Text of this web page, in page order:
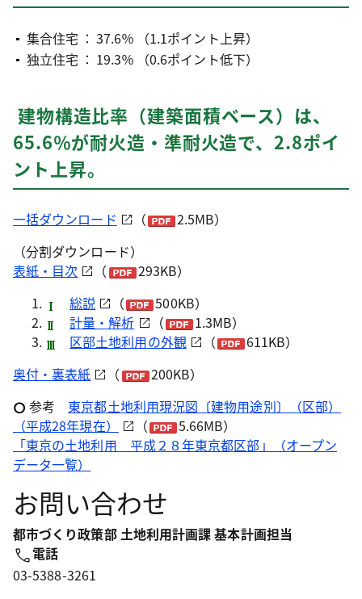
集合住宅 ： 37.6％
（1.1ポイント上昇）
独立住宅 ： 19.3％ （0.6ポイント低下）
建物構造比率（建築面積ベース）は、
65.6％が耐火造・準耐火造で、2.8ポイ
ント上昇。
一括ダウンロード （
2.5MB）
（分割ダウンロード）
表紙・目次
（
293KB）
総説
（
500KB）
計量・解析
（
1.3MB）
区部土地利用の外観
（
611KB）
奥付・裏表紙
（
200KB）
参考 東京都土地利用現況図〔建物用途別〕（区部）
（平成28年現在）
（
5.66MB）
「東京の土地利用 平成２８年東京都区部」（オープン
データ一覧）
お問い合わせ
都市づくり政策部 土地利用計画課 基本計画担当
電話
03-5388-3261